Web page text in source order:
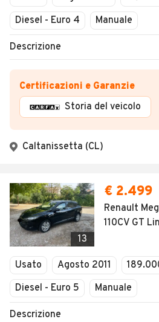
Diesel - Euro 4
Manuale
Descrizione
Certificazioni e Garanzie
Storia del veicolo
Caltanissetta (CL)
13
€ 2.499
Renault
110CV GT
Usato Agosto 2011
Diesel - Euro 5
Manuale
Descrizione